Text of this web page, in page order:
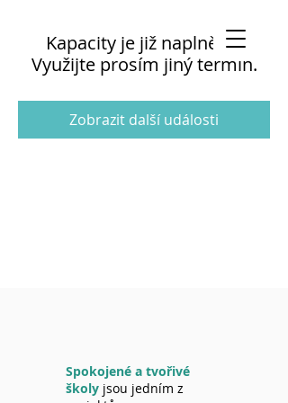
Kapacity je již naplněna.
Využijte prosím jiný termín.
Zobrazit další události
Spokojené a tvořivé
školy jsou jedním z